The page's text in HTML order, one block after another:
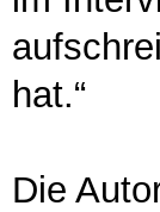
hat.“
Die